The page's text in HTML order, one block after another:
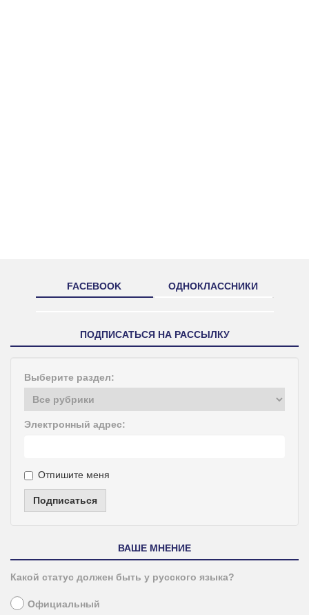
FACEBOOK ОДНОКЛАССНИКИ
ПОДПИСАТЬСЯ НА РАССЫЛКУ
Выберите раздел:
Электронный адрес:
Отпишите меня
Подписаться
ВАШЕ МНЕНИЕ
Какой статус должен быть у русского языка?
Официальный